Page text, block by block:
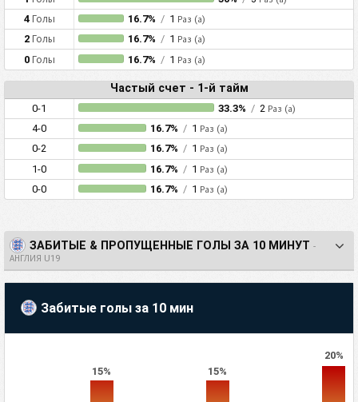
4 Голы 16.7% /1 Раз (а)
2 Голы 16.7% /1 Раз (а)
0 Голы 16.7% /1 Раз (а)
Частый счет - 1-й тайм
0-1 33.3% /2 Раз (а)
4-0 16.7% / 1 Раз (а)
0-2 16.7% / 1 Раз (а)
1-0 16.7% / 1 Раз (а)
0-0 16.7% / 1 Раз (а)
ЗАБИТЫЕ & ПРОПУЩЕННЫЕ ГОЛЫ ЗА 10 МИНУТ-
АНГЛИЯ U19
Забитые голы за 10 мин
15% 15%
20%